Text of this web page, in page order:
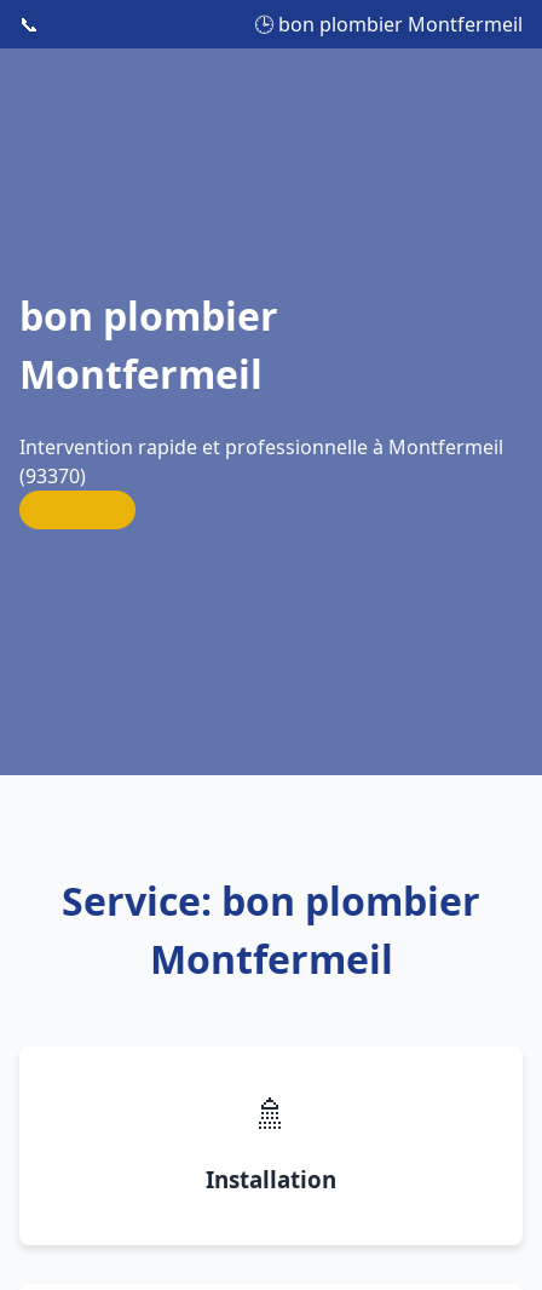
📞 🕒 bon plombier Montfermeil
bon plombier
Montfermeil
Intervention rapide et professionnelle à Montfermeil
(93370)
Service: bon plombier
Montfermeil
🚿
Installation